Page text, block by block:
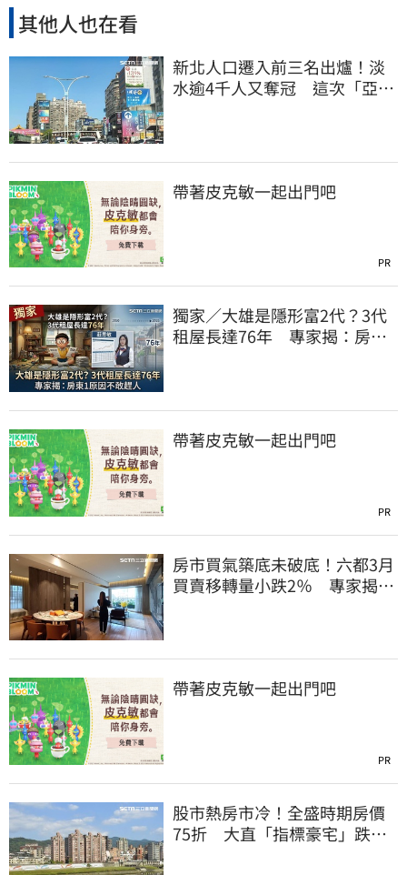
其他人也在看
新北人口遷入前三名出爐！淡
水逾4千人又奪冠 這次「亞
帶著皮克敏一起出門吧
PR
獨家／大雄是隱形富2代？3代
租屋長達76年 專家揭：房東1
帶著皮克敏一起出門吧
PR
房市買氣築底未破底！六都3月
買賣移轉量小跌2％ 專家揭反
帶著皮克敏一起出門吧
PR
股市熱房市冷！全盛時期房價
75折 大直「指標豪宅」跌破